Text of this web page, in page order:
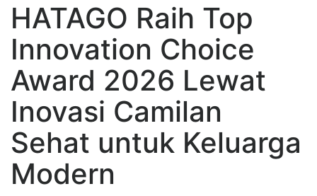
HATAGO Raih Top
Innovation Choice
Award 2026 Lewat
Inovasi Camilan
Sehat untuk Keluarga
Modern